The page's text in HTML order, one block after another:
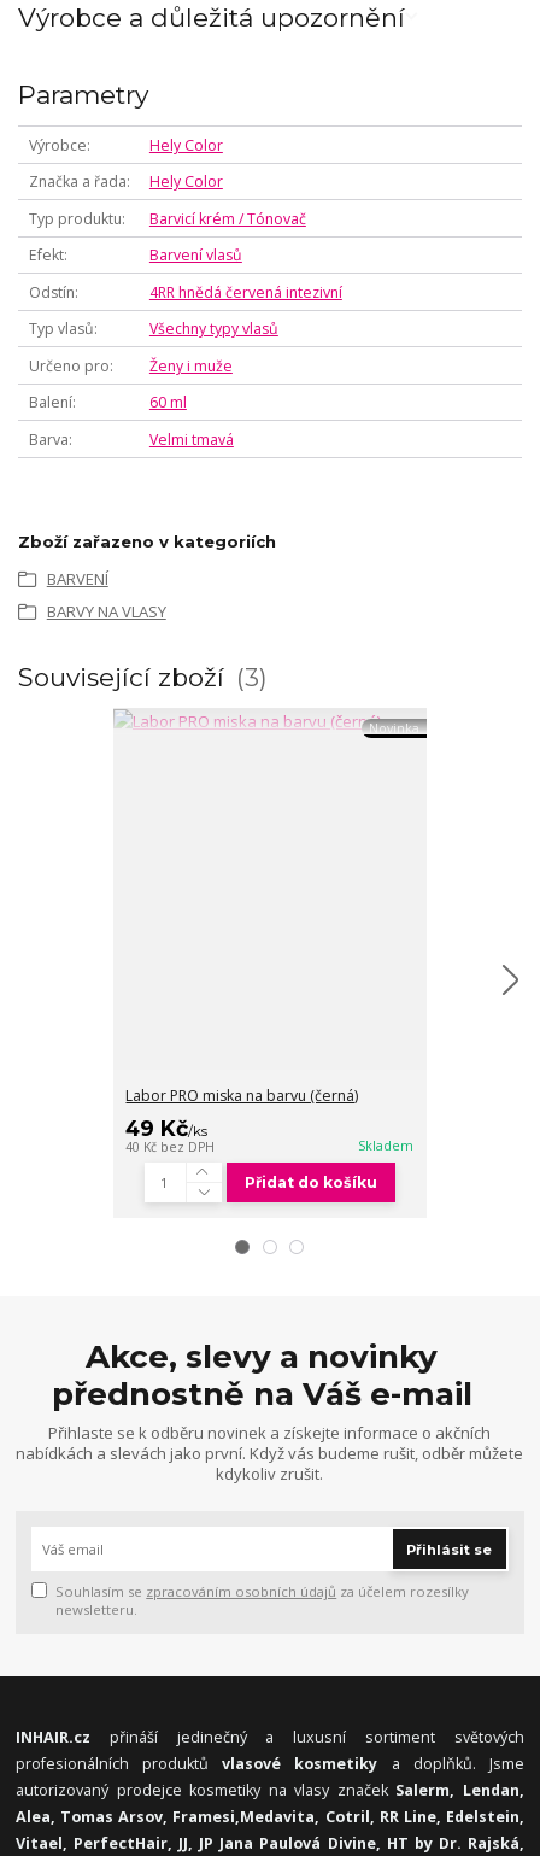
Výrobce a důležitá upozornění
Parametry
Výrobce
Hely Color
Značka a řada
Hely Color
Typ produktu
Barvicí krém / Tónovač
Efekt
Barvení vlasů
Odstín
4RR hnědá červená intezivní
Typ vlasů
Všechny typy vlasů
Určeno pro
Ženy i muže
Balení
60 ml
Barva
Velmi tmavá
Zboží zařazeno v kategoriích
BARVENÍ
BARVY NA VLASY
Související zboží 3
Novinka
Labor PRO miska na barvu (černá)
49 Kč/ks
40 Kč bez DPH Skladem
Přidat do košíku
Akce, slevy a novinky
přednostně na Váš e-mail
Přihlaste se k odběru novinek a získejte informace o akčních
nabídkách a slevách jako první. Když vás budeme rušit, odběr můžete
kdykoliv zrušit.
Přihlásit se
Souhlasím se zpracováním osobních údajů za účelem rozesílky
newsletteru.
INHAIR.cz přináší jedinečný a luxusní sortiment světových
profesionálních produktůvlasové kosmetiky a doplňků. Jsme
autorizovaný prodejce kosmetiky na vlasy značek Salerm, Lendan,
Alea, Tomas Arsov, Framesi,Medavita, Cotril, RR Line, Edelstein,
Vitael, PerfectHair, JJ, JP Jana Paulová Divine, HT by Dr. Rajská,